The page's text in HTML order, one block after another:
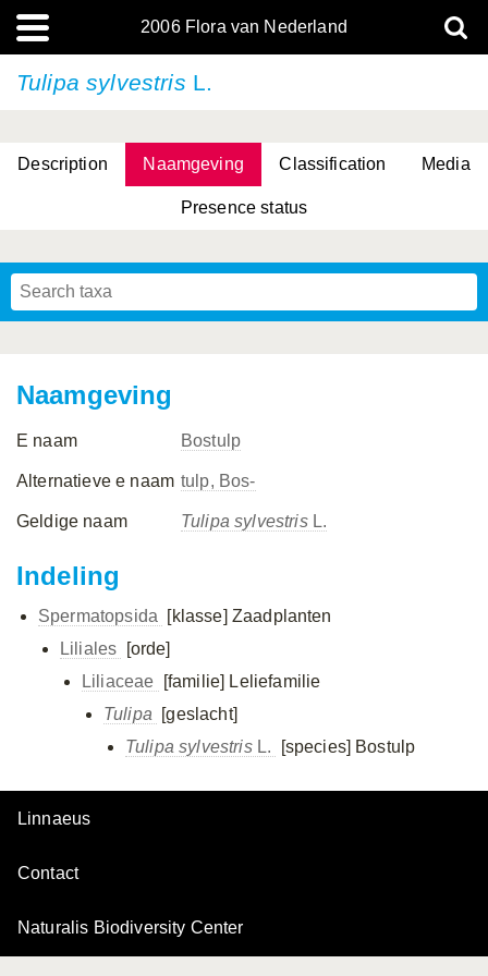
2006 Flora van Nederland
Tulipa sylvestris L.
Description Naamgeving Classification Media
Presence status
Naamgeving
E naam Bostulp
Alternatieve e naam tulp, Bos-
Geldige naam Tulipa sylvestrisL.
Indeling
Spermatopsida [klasse] Zaadplanten
Liliales
[orde]
Liliaceae
[familie] Leliefamilie
Tulipa
[geslacht]
Tulipa sylvestrisL. [species] Bostulp
Linnaeus
Contact
Naturalis Biodiversity Center